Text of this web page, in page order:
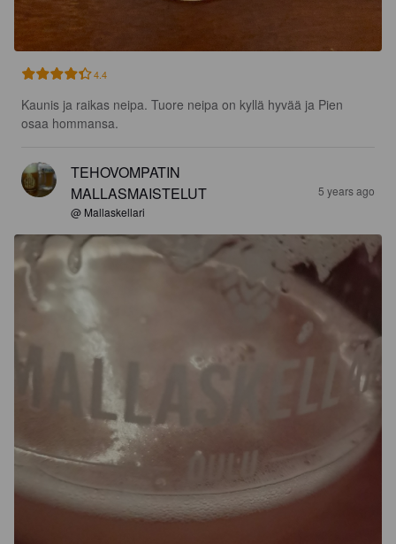
4.4
Kaunis ja raikas neipa. Tuore neipa on kyllä hyvää ja Pien
osaa hommansa.
TEHOVOMPATIN
MALLASMAISTELUT
@ Mallaskellari
5 years ago